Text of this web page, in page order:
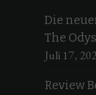
Die
The
Juli 17,
Review